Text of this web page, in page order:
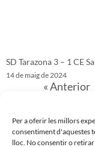
Per a oferir les millors
consentiment d'aquestes
lloc. No consentir o
SD Tarazona 3 – 1 CE
14 de maig de 2024
« Anterior